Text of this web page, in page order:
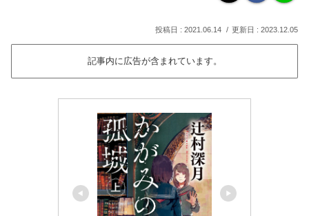
2021.06.14 2023.12.05
記事内に広告が含まれています。